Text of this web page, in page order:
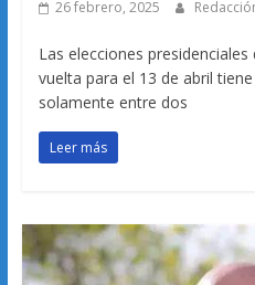
26 febrero, 2025
Las elecciones
vuelta para el 13 de abril
solamente entre dos
Leer más